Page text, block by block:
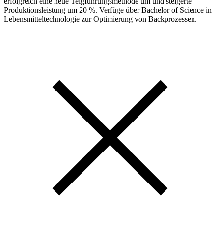
Produktionsleistung um 20 %. Verfüge über Bachelor of Science in
Lebensmitteltechnologie zur Optimierung von Backprozessen.